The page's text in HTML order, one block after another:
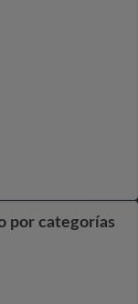
por categorías